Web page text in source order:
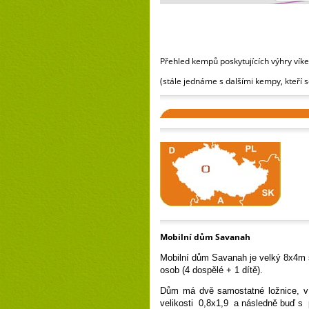
Přehled kempů poskytujících výhry
(stále jednáme s dalšími kempy, kteří
Mobilní dům Savanah
Mobilní dům Savanah je velký
osob (4 dospělé + 1 dítě).
Dům má dvě samostatné
velikosti 0,8x1,9 a následně buď s